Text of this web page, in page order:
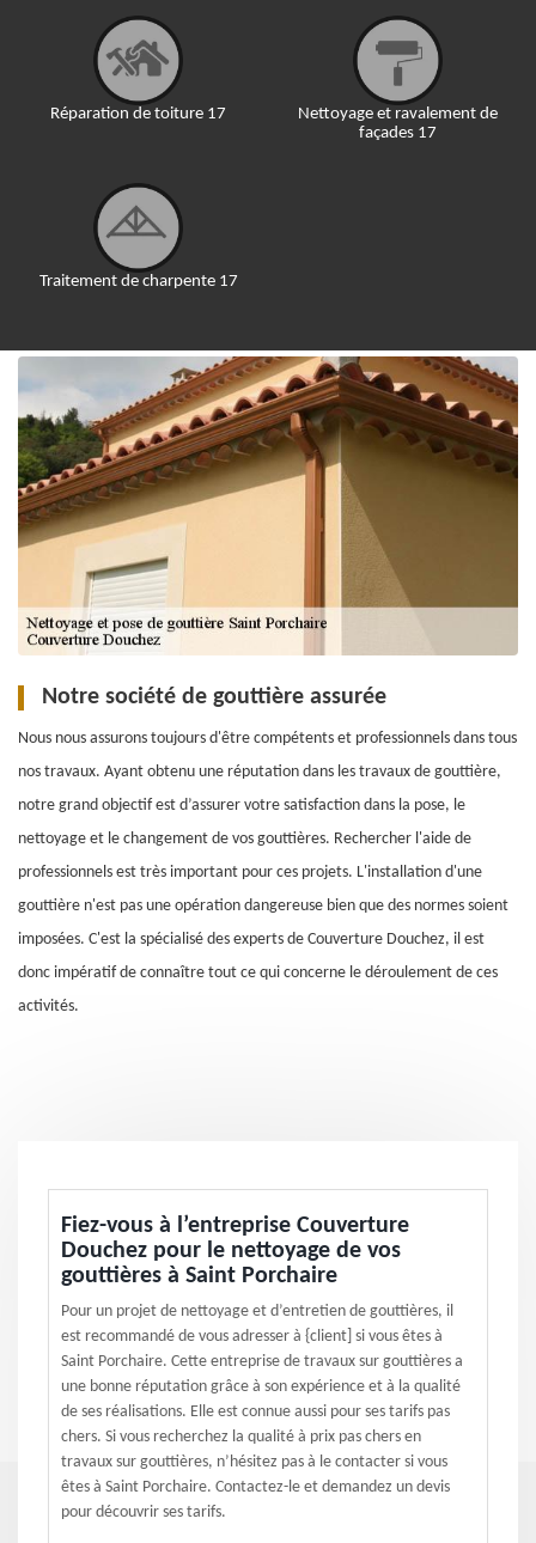
Réparation de toiture 17
Traitement de charpente 17
Nettoyage et ravalement de
façades 17
Notre société de gouttière assurée
Nous nous assurons toujours d'être compétents et professionnels dans tous
nos travaux. Ayant obtenu une réputation dans les travaux de gouttière,
notre grand objectif est d’assurer votre satisfaction dans la pose, le
nettoyage et le changement de vos gouttières. Rechercher l'aide de
professionnels est très important pour ces projets. L'installation d'une
gouttière n'est pas une opération dangereuse bien que des normes soient
imposées. C'est la spécialisé des experts de Couverture Douchez, il est
donc impératif de connaître tout ce qui concerne le déroulement de ces
activités.
Fiez-vous à l’entreprise Couverture
Douchez pour le nettoyage de vos
gouttières à Saint Porchaire
Pour un projet de nettoyage et d’entretien de gouttières, il
est recommandé de vous adresser à {client] si vous êtes à
Saint Porchaire. Cette entreprise de travaux sur gouttières a
une bonne réputation grâce à son expérience et à la qualité
de ses réalisations. Elle est connue aussi pour ses tarifs pas
chers. Si vous recherchez la qualité à prix pas chers en
travaux sur gouttières, n’hésitez pas à le contacter si vous
êtes à Saint Porchaire. Contactez-le et demandez un devis
pour découvrir ses tarifs.